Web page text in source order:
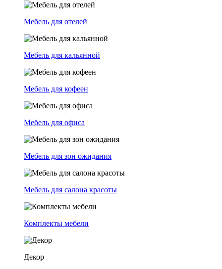
Мебель для отелей
Мебель для кальянной
Мебель для кофеен
Мебель для офиса
Мебель для зон ожидания
Мебель для салона красоты
Комплекты мебели
Декор